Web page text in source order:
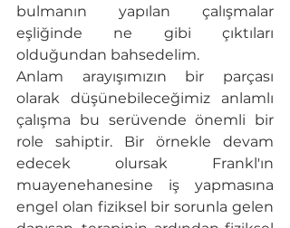
bulmanın yapılan çalışmalar
eşliğinde ne gibi çıktıları
olduğundan bahsedelim.
Anlam arayışımızın bir parçası
olarak düşünebileceğimiz anlamlı
çalışma bu serüvende önemli bir
role sahiptir. Bir örnekle devam
edecek olursak Frankl'ın
muayenehanesine iş yapmasına
engel olan fiziksel bir sorunla gelen